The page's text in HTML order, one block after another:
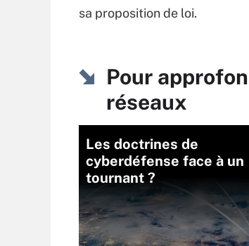
sa proposition de loi.
Pour
réseaux
Les doctrines de
cyberdéfense face à un
tournant ?